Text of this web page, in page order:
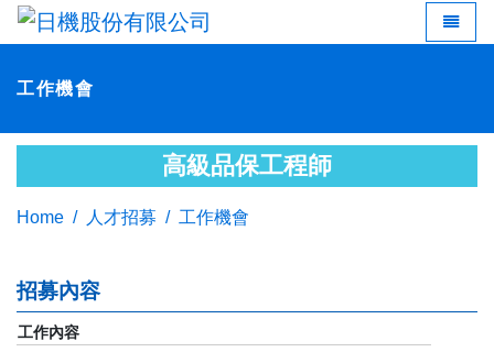
Toggle
工作機會
高級品保工程師
Home 人才招募 工作機會
招募內容
工作內容